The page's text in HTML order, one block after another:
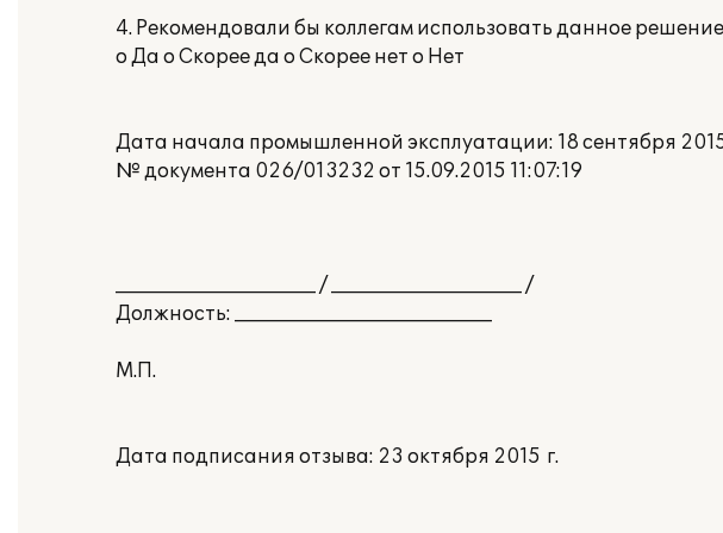
4. Рекомендовали бы коллегам использовать данное
o Да o Скорее да o Скорее нет o Нет
Дата начала промышленной эксплуатации: 18 сентября
№ документа 026/013232 от 15.09.2015 11:07:19
_____________________ / ____________________ /
Должность: ___________________________
М.П.
Дата подписания отзыва: 23 октября 2015 г.